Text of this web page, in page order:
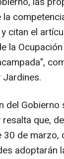
la
citan el
la
Jardines.
del
que,
de
adoptarán